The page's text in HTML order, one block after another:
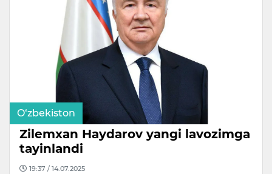
O‘zbekiston
Zilemxan Haydarov yangi lavozimga
tayinlandi
19:37 / 14.07.2025